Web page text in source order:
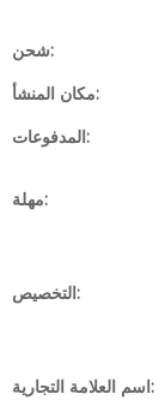
شحن:
مكان المنشأ:
المدفوعات:
مهلة:
التخصيص:
اسم العلامة التجارية: